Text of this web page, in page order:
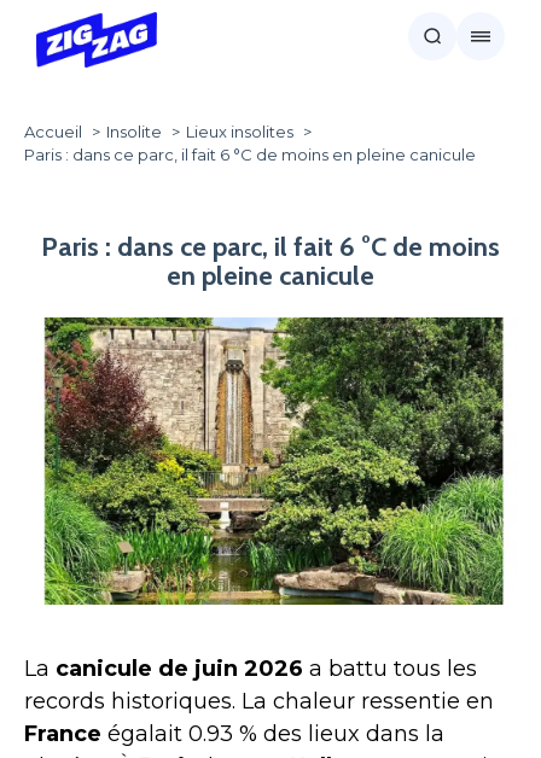
Accueil Insolite
Lieux insolites
Paris : dans ce parc, il fait 6 °C de moins en pleine canicule
Paris : dans ce parc, il fait 6 °C de moins
en pleine canicule
La canicule de juin 2026 a battu tous les
records historiques. La chaleur ressentie en
France égalait 0.93 % des lieux dans la